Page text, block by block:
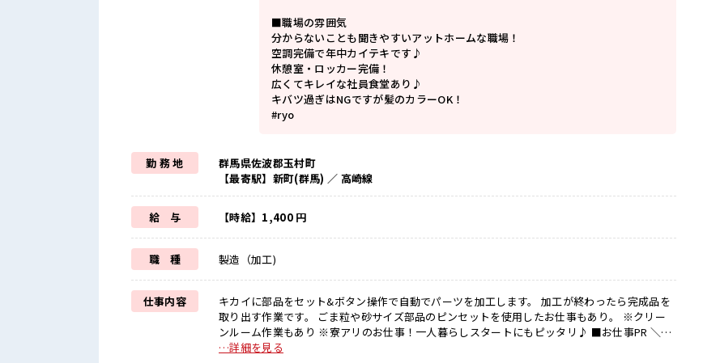
■職場の雰囲気
分からないことも聞きやすいアットホームな職場！
空調完備で年中カイテキです♪
休憩室・ロッカー完備！
広くてキレイな社員食堂あり♪
キバツ過ぎはNGですが髪のカラーOK！
#ryo
勤 務 地
群馬県佐波郡玉村町
【最寄駅】新町(群馬) ／ 高崎線
給 与 【時給】1,400 円
職 種 製造（加工)
仕事内容
キカイに部品をセット&ボタン操作で自動でパーツを加工します。 加工が終わったら完成品を
取り出す作業です。 ごま粒や砂サイズ部品のピンセットを使用したお仕事もあり。 ※クリー
ンルーム作業もあり ※寮アリのお仕事！一人暮らしスタートにもピッタリ♪ ■お仕事PR ＼*
大手企業で安心の長期就業*/ 『引越しをして心機一転ガンバリたい』 『家電を揃えるお金がナ
…詳細を見る